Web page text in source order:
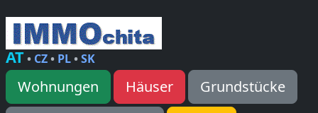
AT• CZ• PL•SK
Wohnungen Häuser
Grundstücke